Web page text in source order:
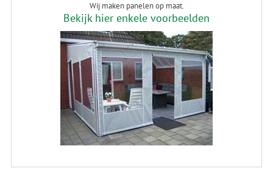
Wij maken panelen op maat.
Bekijk hier enkele voorbeelden